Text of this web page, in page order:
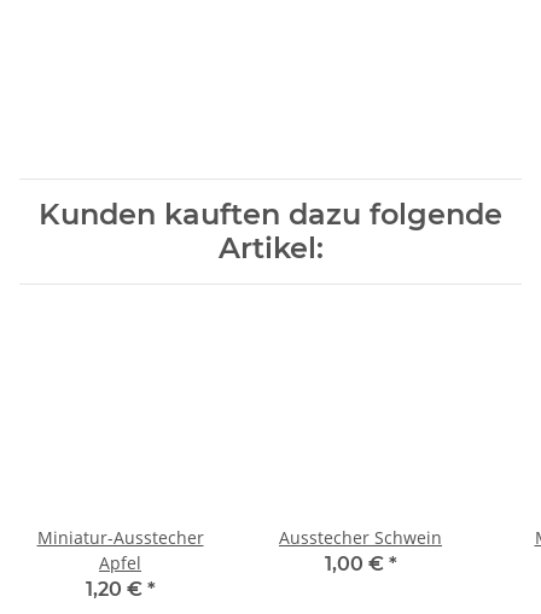
Kunden kauften dazu folgende
Artikel:
Miniatur-Ausstecher
Apfel
1,20 € *
Ausstecher Schwein
1,00 € *